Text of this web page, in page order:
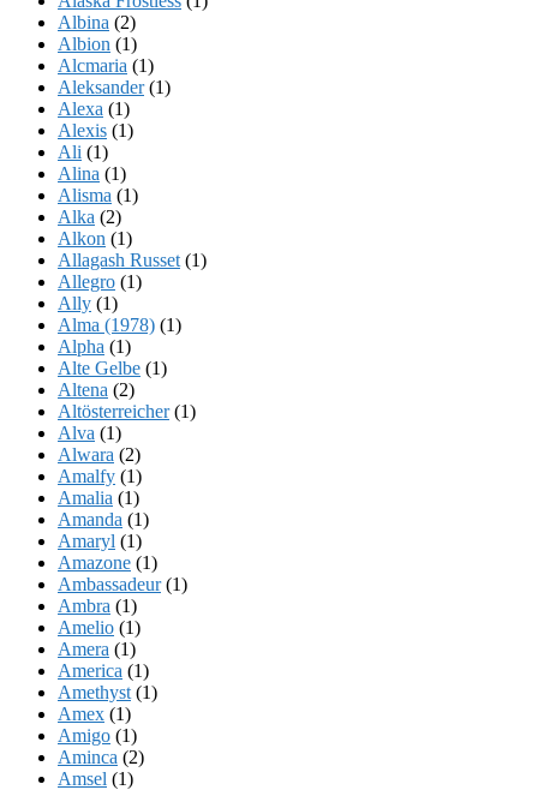
Albina (2)
Albion (1)
Alcmaria (1)
Aleksander(1)
Alexa (1)
Alexis (1)
Ali (1)
Alina (1)
Alisma (1)
Alka (2)
Alkon (1)
Allagash Russet (1)
Allegro (1)
Ally (1)
Alma (1978) (1)
Alpha (1)
Alte Gelbe (1)
Altena (2)
Altösterreicher(1)
Alva (1)
Alwara (2)
Amalfy (1)
Amalia (1)
Amanda (1)
Amaryl (1)
Amazone (1)
Ambassadeur(1)
Ambra (1)
Amelio (1)
Amera (1)
America (1)
Amethyst (1)
Amex (1)
Amigo (1)
Aminca (2)
Amsel (1)